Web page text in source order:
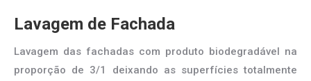
Lavagem de Fachada
Lavagem das fachadas com produto biodegradável na
proporção de 3/1 deixando as superfícies totalmente